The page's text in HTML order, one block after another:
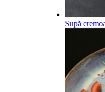
Supă